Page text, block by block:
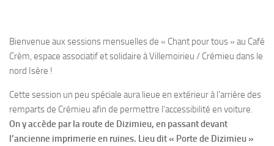
Bienvenue aux sessions mensuelles de « Chant pour tous » au Café
Crèm, espace associatif et solidaire à Villemoirieu / Crémieu dans le
nord Isère !
Cette session un peu spéciale aura lieue en extérieur à l’arrière des
remparts de Crémieu afin de permettre l’accessibilité en voiture.
On y accède par la route de Dizimieu, en passant devant
l’ancienne imprimerie en ruines. Lieu dit « Porte de Dizimieu »